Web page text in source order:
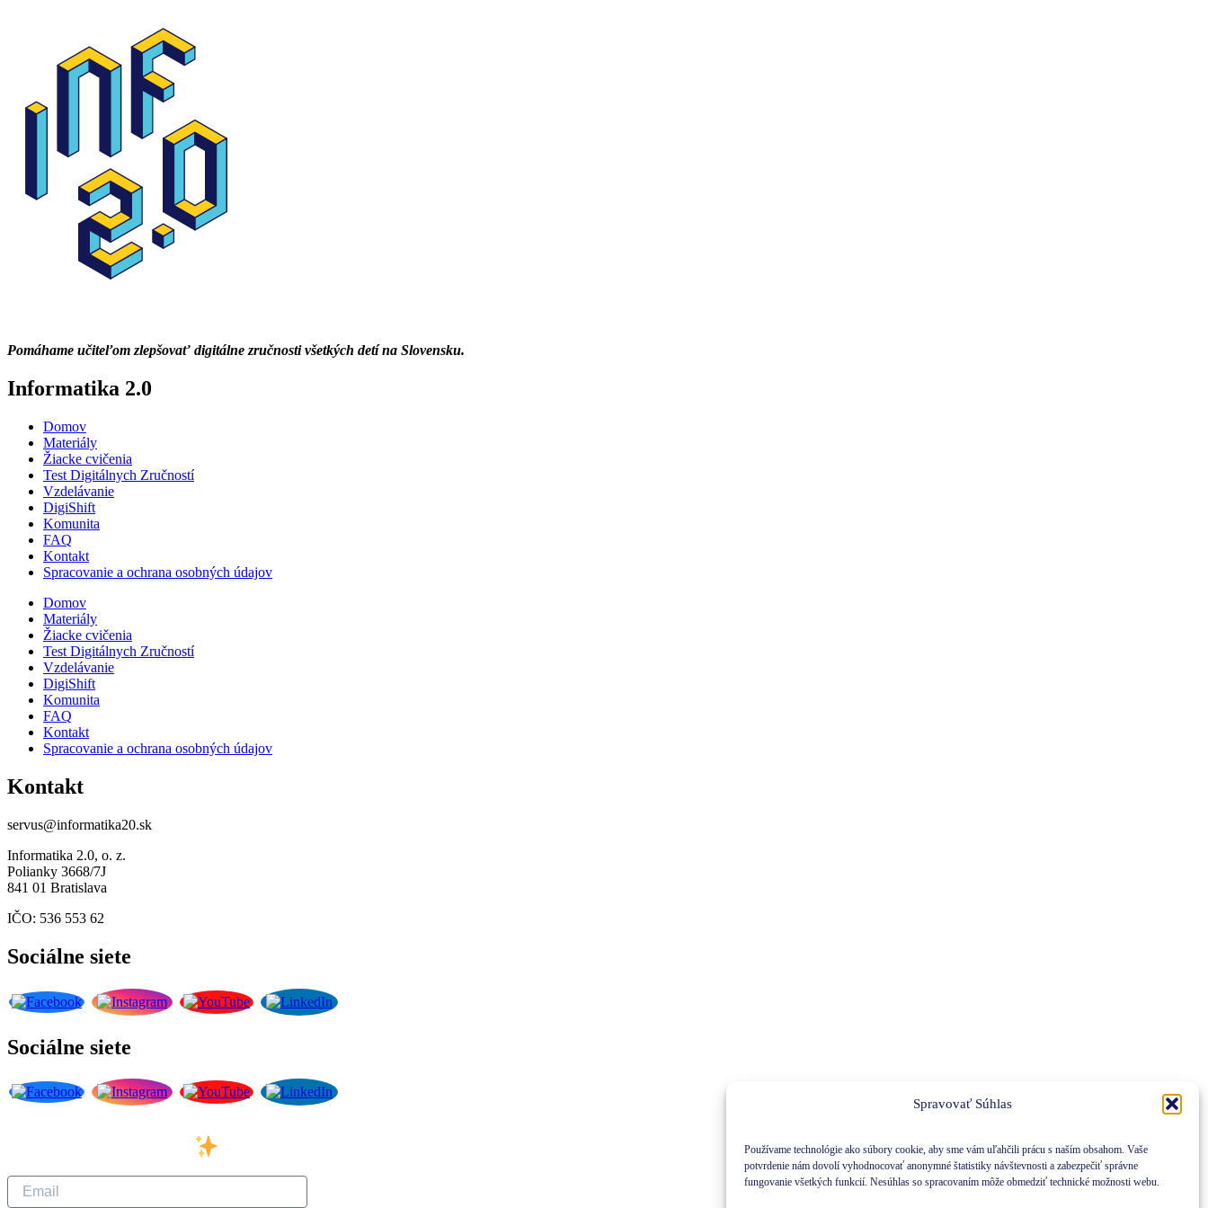
Spravovať Súhlas
Používame technológie ako súbory cookie, aby sme vám uľahčili prácu s naším obsahom. Vaše
potvrdenie nám dovolí vyhodnocovať anonymné štatistiky návštevnosti a zabezpečiť správne
fungovanie všetkých funkcií. Nesúhlas so spracovaním môže obmedziť technické možnosti webu.
Pomáhame učiteľom zlepšovať digitálne zručnosti všetkých detí na Slovensku.
Informatika 2.0
Domov
Materiály
Žiacke cvičenia
Test Digitálnych Zručností
Vzdelávanie
DigiShift
Komunita
FAQ
Kontakt
Spracovanie a ochrana osobných údajov
Domov
Materiály
Žiacke cvičenia
Test Digitálnych Zručností
Vzdelávanie
DigiShift
Komunita
FAQ
Kontakt
Spracovanie a ochrana osobných údajov
Kontakt
servus@informatika20.sk
Informatika 2.0, o. z.
Polianky 3668/7J
841 01 Bratislava
IČO: 536 553 62
Sociálne siete
Sociálne siete